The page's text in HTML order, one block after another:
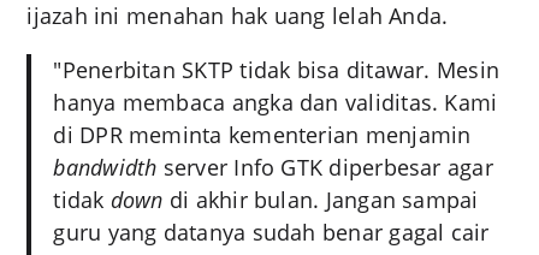
ijazah ini menahan hak uang lelah Anda.
"Penerbitan SKTP tidak bisa ditawar. Mesin
hanya membaca angka dan validitas. Kami
di DPR meminta kementerian menjamin
bandwidth server Info GTK diperbesar agar
tidak down di akhir bulan. Jangan sampai
guru yang datanya sudah benar gagal cair